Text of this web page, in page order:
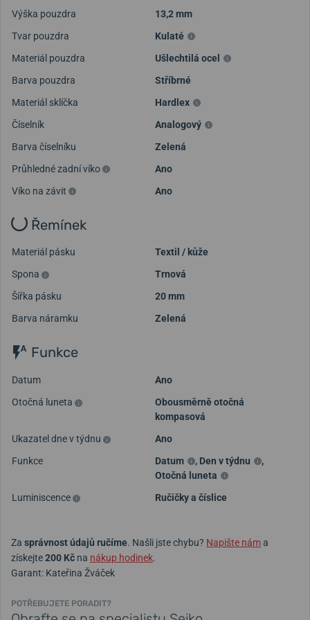
Výška pouzdra
13,2 mm
Tvar pouzdra
Kulaté
Materiál pouzdra
Ušlechtilá ocel
Barva pouzdra
Stříbrné
Materiál sklíčka
Hardlex
Číselník
Analogový
Barva číselníku
Zelená
Průhledné zadní víko
Ano
Víko na závit
Ano
Řemínek
Materiál pásku
Textil / kůže
Spona
Trnová
Šířka pásku
20 mm
Barva náramku
Zelená
Funkce
Datum
Ano
Otočná luneta
Obousměrně otočná
kompasová
Ukazatel dne v týdnu
Ano
Funkce
Datum , Den v týdnu
,
Otočná luneta
Luminiscence
Ručičky a číslice
Za správnost údajů ručíme. Našli jste chybu? Napište náma
získejte200 Kč na nákup hodinek.
Garant: Kateřina Žváček
POTŘEBUJETE PORADIT?